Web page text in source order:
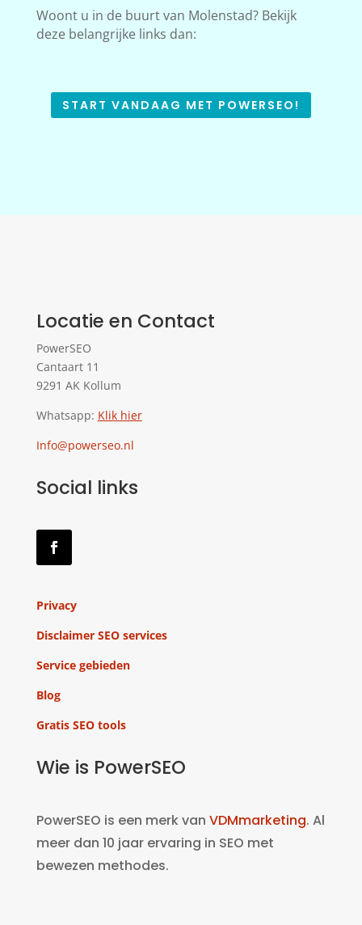
Woont u in de buurt van Molenstad? Bekijk
deze belangrijke links dan:
START VANDAAG MET POWERSEO!
Locatie en Contact
PowerSEO
Cantaart 11
9291 AK Kollum
Whatsapp: Klik hier
Info@powerseo.nl
Social links
Privacy
Disclaimer SEO services
Service gebieden
Blog
Gratis SEO tools
Wie is PowerSEO
PowerSEO is een merk van VDMmarketing. Al
meer dan 10 jaar ervaring in SEO met
bewezen methodes.